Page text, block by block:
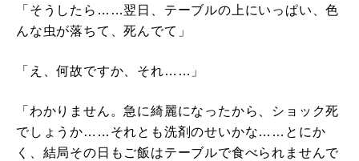
「そうしたら……翌日、テーブルの上にいっぱい、色
んな虫が落ちて、死んでて」
「え、何故ですか、それ……」
「わかりません。急に綺麗になったから、ショック死
でしょうか……それとも洗剤のせいかな……とにか
く、結局その日もご飯はテーブルで食べられませんで